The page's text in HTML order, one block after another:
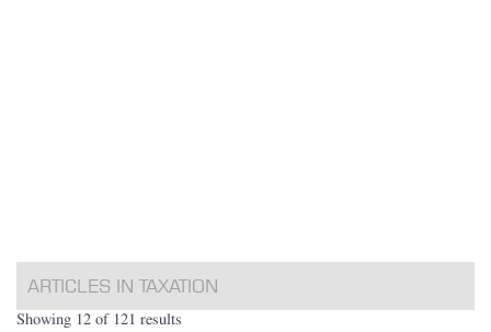
ARTICLES IN TAXATION
Showing 12 of 121 results